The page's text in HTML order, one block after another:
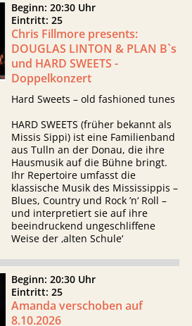
Beginn: 20:30 Uhr
Eintritt: 25
Chris Fillmore presents:
DOUGLAS LINTON & PLAN B`s
und HARD SWEETS -
Doppelkonzert
Hard Sweets – old fashioned tunes
HARD SWEETS (früher bekannt als
Missis Sippi) ist eine Familienband
aus Tulln an der Donau, die ihre
Hausmusik auf die Bühne bringt.
Ihr Repertoire umfasst die
klassische Musik des Mississippis –
Blues, Country und Rock ’n‘ Roll –
und interpretiert sie auf ihre
beeindruckend ungeschliffene
Weise der ‚alten Schule‘
Beginn: 20:30 Uhr
Eintritt: 25
Amanda verschoben auf
8.10.2026